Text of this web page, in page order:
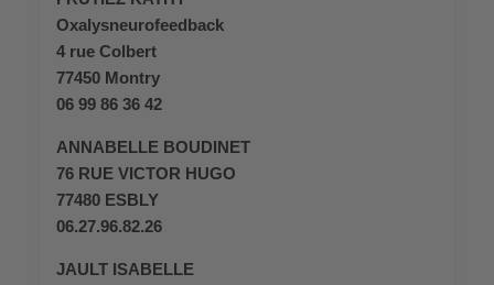
Oxalysneurofeedback
4 rue Colbert
77450 Montry
06 99 86 36 42
ANNABELLE BOUDINET
76 RUE VICTOR HUGO
77480 ESBLY
06.27.96.82.26
JAULT ISABELLE